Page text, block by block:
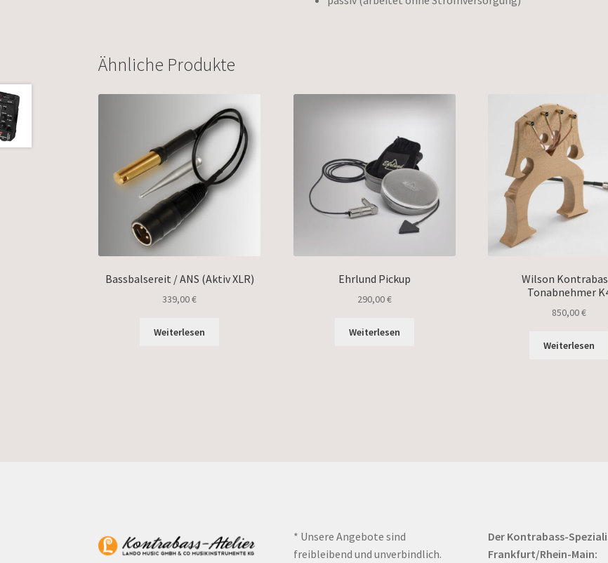
Ähnliche Produkte
Bassbalsereit / ANS (Aktiv XLR)
339,00€
Weiterlesen
Ehrlund Pickup
290,00€
Weiterlesen
Wilson
Tonabnehmer
850,00€
Weiterlesen
* Unsere Angebote sind
freibleibend und unverbindlich.
Der Kontrabass-
Frankfurt/Rhein-Main: